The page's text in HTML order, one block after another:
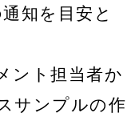
知を目安と
ント担当者か
サンプルの作